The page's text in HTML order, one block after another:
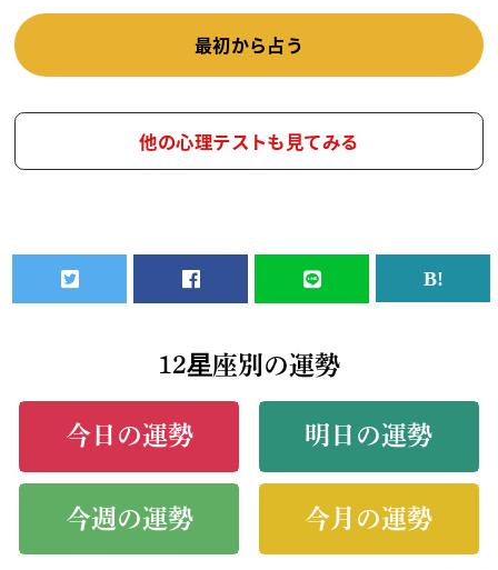
最初から占う
他の心理テストも見てみる
12星座別の運勢
今日の運勢 明日の運勢
今週の運勢 今月の運勢